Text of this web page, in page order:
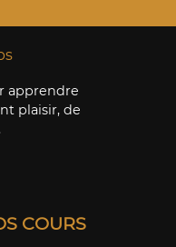
apprendre
plaisir, de
COURS